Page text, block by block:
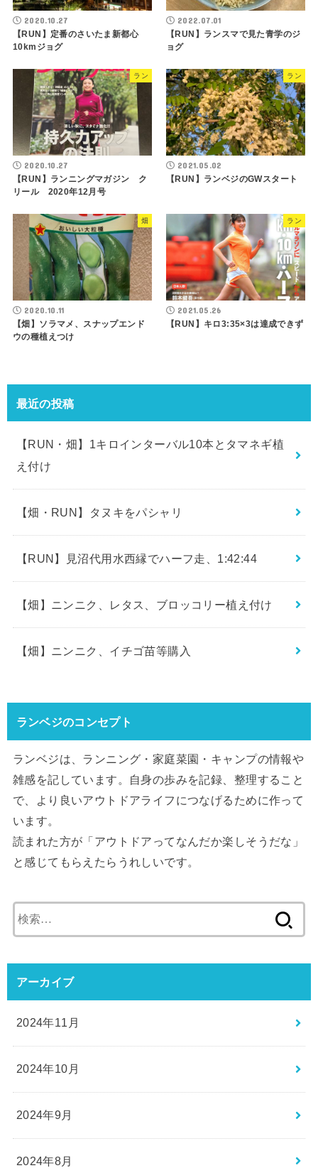
2020.10.27
【RUN】定番のさいたま新都心
10kmジョグ
2022.07.01
【RUN】ランスマで見た青学のジ
ョグ
ラン
2020.10.27
【RUN】ランニングマガジン ク
リール 2020年12月号
ラン
2021.05.02
【RUN】ランベジのGWスタート
畑
2020.10.11
【畑】ソラマメ、スナップエンド
ウの種植えつけ
ラン
2021.05.26
【RUN】キロ3:35×3は達成できず
最近の投稿
【RUN・畑】1キロインターバル10本とタマネギ植
え付け
【畑・RUN】タヌキをパシャリ
【RUN】見沼代用水西縁でハーフ走、1:42:44
【畑】ニンニク、レタス、ブロッコリー植え付け
【畑】ニンニク、イチゴ苗等購入
ランベジのコンセプト
ランベジは、ランニング・家庭菜園・キャンプの情報や
雑感を記しています。自身の歩みを記録、整理すること
で、より良いアウトドアライフにつなげるために作って
います。
読まれた方が「アウトドアってなんだか楽しそうだな」
と感じてもらえたらうれしいです。
索:
アーカイブ
2024年11月
2024年10月
2024年9月
2024年8月